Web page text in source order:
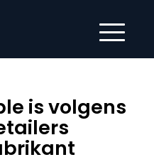
is volgens